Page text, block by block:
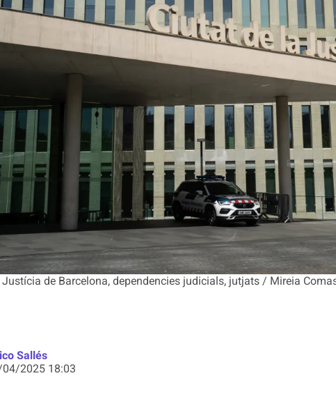
de Barcelona, dependencies judicials, jutjats / Mireia
Sallés
2025 18:03